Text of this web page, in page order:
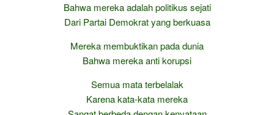
Bahwa mereka adalah politikus sejati
Dari Partai Demokrat yang berkuasa
Mereka membuktikan pada dunia
Bahwa mereka anti korupsi
Semua mata terbelalak
Karena kata-kata mereka